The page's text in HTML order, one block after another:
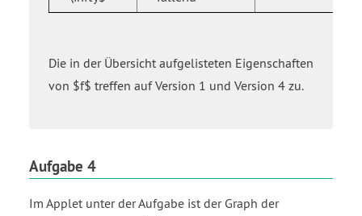
Die in der Übersicht aufgelisteten Eigenschaften
von $f$ treffen auf Version 1 und Version 4 zu.
Aufgabe 4
Im Applet unter der Aufgabe ist der Graph der